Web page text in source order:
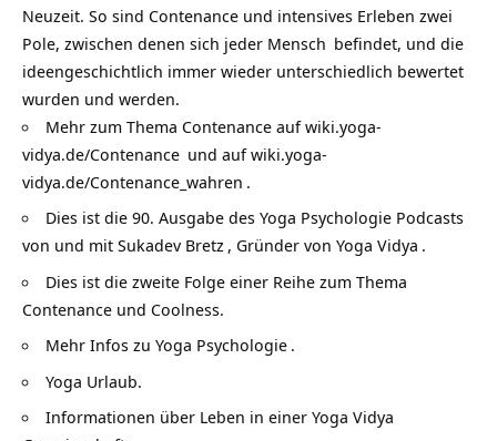
Neuzeit. So sind Contenance und intensives Erleben zwei
Pole, zwischen denen sich jeder Mensch befindet, und die
ideengeschichtlich immer wieder unterschiedlich bewertet
wurden und werden.
Mehr zum Thema Contenance aufwiki.yoga-
vidya.de/Contenance und aufwiki.yoga-
vidya.de/Contenance_wahren .
Dies ist die 90. Ausgabe des Yoga Psychologie Podcasts
von und mit Sukadev Bretz , Gründer von Yoga Vidya .
Dies ist die zweite Folge einer Reihe zum Thema
Contenance und Coolness.
Mehr Infos zu Yoga Psychologie .
Yoga Urlaub.
Informationen über Leben in einer Yoga Vidya